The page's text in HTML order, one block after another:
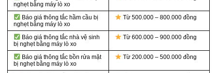
nghẹt bằng máy lò xo
Báo giá thông tắc hầm cầu bị
nghẹt bằng máy lò xo
Từ 500.000 – 800.000 đồng
Báo giá thông tắc nhà vệ sinh
bị nghẹt bằng máy lò xo
Từ 600.000 – 900.000 đồng
Báo giá thông tắc bồn rửa mặt
bị nghẹt bằng máy lò xo
Từ 200.000 – 500.000 đồng